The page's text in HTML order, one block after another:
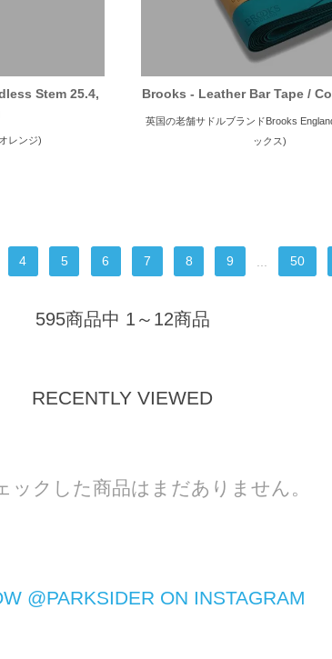
Stem 25.4,
レンジ)
Brooks - Leather Bar Tape /
英国の老舗サドルブランドBrooks
ックス)
4 5 6 7 8 9 50
595商品中 1～12商品
RECENTLY VIEWED
ックした商品はまだありません。
@PARKSIDER ON INSTAGRAM